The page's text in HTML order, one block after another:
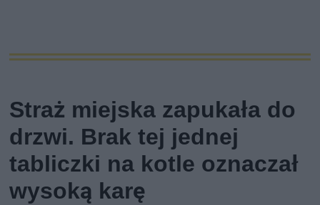
Straż miejska zapukała do
drzwi. Brak tej jednej
tabliczki na kotle oznaczał
wysoką karę